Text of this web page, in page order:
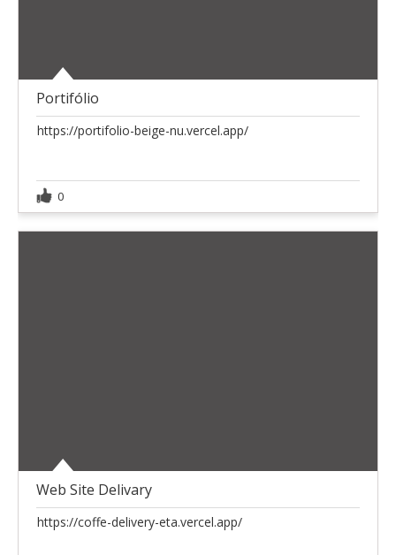
Portifólio
https://portifolio-beige-nu.vercel.app/
0
Web Site Delivary
https://coffe-delivery-eta.vercel.app/